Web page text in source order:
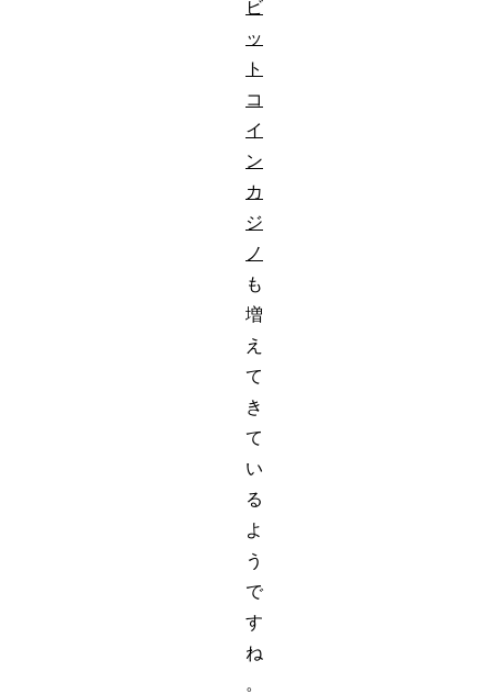
ビ
ッ
ト
コ
イ
ン
カ
ジ
ノ
も
増
え
て
き
て
い
る
よ
う
で
す
ね
。